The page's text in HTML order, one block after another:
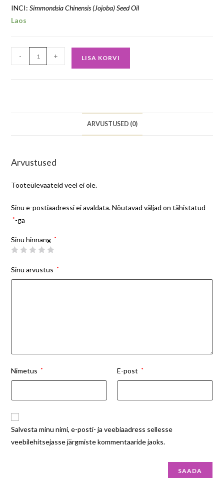
INCI:Simmondsia Chinensis (Jojoba) Seed Oil
Laos
- + LISA KORVI
ARVUSTUSED (0)
Arvustused
Tooteülevaateid veel ei ole.
Sinu e-postiaadressi ei avaldata. Nõutavad väljad on tähistatud
*-ga
Sinu hinnang *
Sinu arvustus *
Nimetus * E-post *
Salvesta minu nimi, e-posti- ja veebiaadress sellesse
veebilehitsejasse järgmiste kommentaaride jaoks.